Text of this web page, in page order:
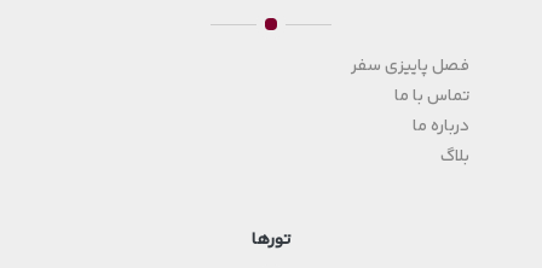
فصل پاییزی سفر
تماس با ما
درباره ما
بلاگ
تورها